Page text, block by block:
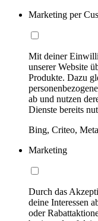
Marketing per
Mit deiner
unserer Website
Produkte. Dazu
ab und nutzen
Dienste bereits
Bing, Criteo,
Marketing
Durch das
deine Interessen
oder